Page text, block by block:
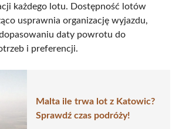
każdego lotu. Dostępność lotów
usprawnia organizację wyjazdu,
daty powrotu do
i preferencji.
Malta ile trwa lot z Katowic?
Sprawdź czas podróży!